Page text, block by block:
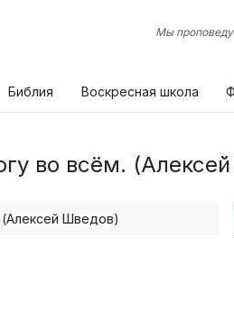
Мы
Библия Воскресная школа
во всём.
(Алексей Шведов)